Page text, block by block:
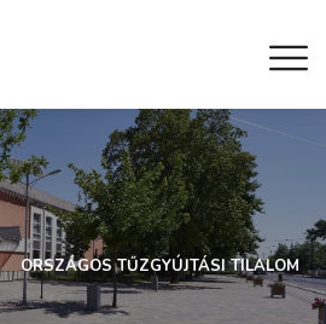
ORSZÁGOS TŰZGYÚJTÁSI TILALOM